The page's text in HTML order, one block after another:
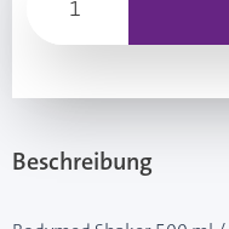
Beschreibung